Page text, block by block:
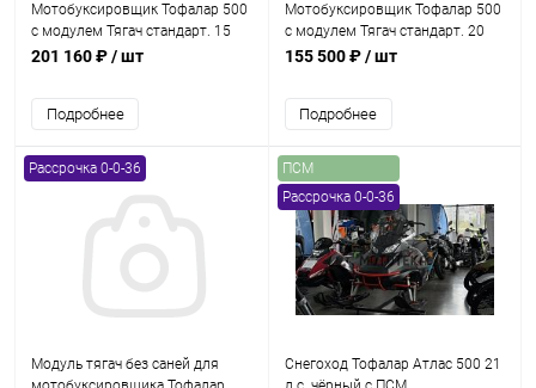
Мотобуксировщик Тофалар 500
с модулем Тягач стандарт. 15
л.с.. с реверсом. катковая
201 160 ₽/ шт
Подробнее
Мотобуксировщик Тофалар 500
с модулем Тягач стандарт. 20
л.с.. катковая
155 500 ₽/ шт
Подробнее
Рассрочка 0-0-36
Модуль тягач без саней для
ПСМ
Рассрочка 0-0-36
Снегоход Тофалар Атлас 500 21